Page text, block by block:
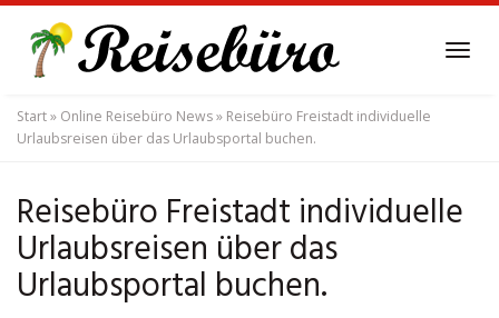
main
content
Start» Online Reisebüro News» Reisebüro Freistadt individuelle
Urlaubsreisen über das Urlaubsportal buchen.
Reisebüro Freistadt individuelle
Urlaubsreisen über das
Urlaubsportal buchen.